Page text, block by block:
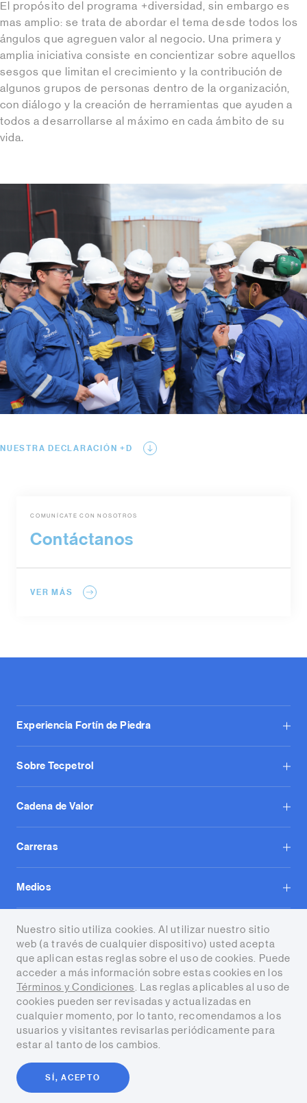
El propósito del programa +diversidad, sin embargo es
mas amplio: se trata de abordar el tema desde todos los
ángulos que agreguen valor al negocio. Una primera y
amplia iniciativa consiste en concientizar sobre aquellos
sesgos que limitan el crecimiento y la contribución de
algunos grupos de personas dentro de la organización,
con diálogo y la creación de herramientas que ayuden a
todos a desarrollarse al máximo en cada ámbito de su
vida.
NUESTRA DECLARACIÓN +D
COMUNÍCATE CON NOSOTROS
Contáctanos
VER MÁS
Experiencia Fortín de Piedra
Sobre Tecpetrol
Cadena de Valor
Carreras
Medios
Contacto
Copyright © 2026 Tecpetrol. Todos
los derechos reservados
Términos y condiciones
Nuestro sitio utiliza cookies. Al utilizar nuestro sitio
web (a través de cualquier dispositivo) usted acepta
que aplican estas reglas sobre el uso de cookies. Puede
acceder a más información sobre estas cookies en los
Términos y Condiciones. Las reglas aplicables al uso de
cookies pueden ser revisadas y actualizadas en
cualquier momento, por lo tanto, recomendamos a los
usuarios y visitantes revisarlas periódicamente para
estar al tanto de los cambios.
SÍ, ACEPTO